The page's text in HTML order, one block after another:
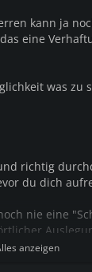
kann ja
eine
was zu
richtig
du dich
nie eine
anzeigen